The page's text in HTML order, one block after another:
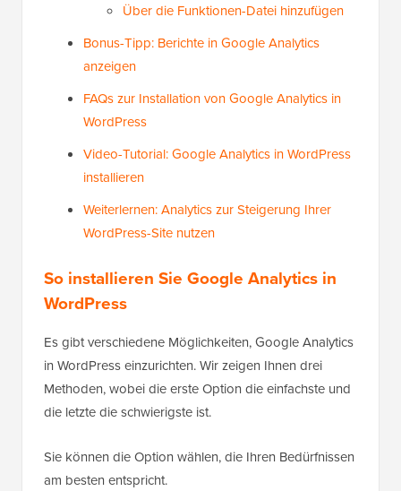
Über die Funktionen-Datei hinzufügen
Bonus-Tipp: Berichte in Google Analytics
anzeigen
FAQs zur Installation von Google Analytics in
WordPress
Video-Tutorial: Google Analytics in WordPress
installieren
Weiterlernen: Analytics zur Steigerung Ihrer
WordPress-Site nutzen
So installieren Sie Google Analytics in
WordPress
Es gibt verschiedene Möglichkeiten, Google Analytics
in WordPress einzurichten. Wir zeigen Ihnen drei
Methoden, wobei die erste Option die einfachste und
die letzte die schwierigste ist.
Sie können die Option wählen, die Ihren Bedürfnissen
am besten entspricht.